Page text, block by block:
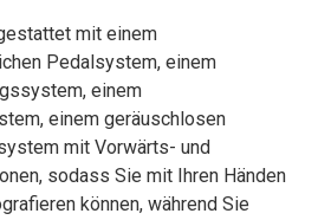
mit einem
Pedalsystem, einem
einem
einem geräuschlosen
mit Vorwärts- und
sodass Sie mit Ihren Händen
können, während Sie